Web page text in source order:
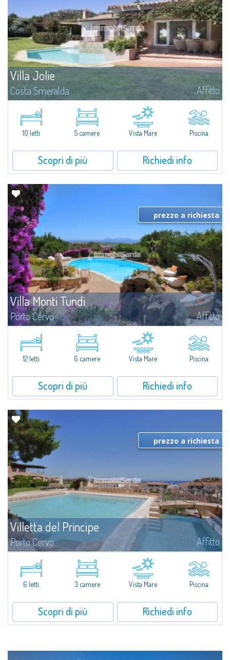
Villa Jolie
Costa Smeralda Affitto
Villa indipendente immersa nel suggestivo contesto naturale del Pevero
Golf, una delle aree residenziali più prestigiose e ambite della Costa
Smeralda, rinomata per il suo lifestyle esclusivo e per l'atmosfera...
10 letti 5 camere Vista Mare Piscina
Scopri di più Richiedi info
Villa Monti Tundi
Porto Cervo Affitto
Villa indipendente costruita recentemente all'interno di un complesso di
grande livello.Composta da 3 camere da letto matrimoniali, 2 camere da
letto doppie, ognuna con bagno, 1 camera da letto di servizio doppia con...
prezzo a richiesta
12 letti 6 camere Vista Mare Piscina
Scopri di più Richiedi info
Villetta del Principe
Porto Cervo Affitto
Villetta in affitto a Porto Cervo - in Sardegna Gallura. ​Villetta in affitto a
Porto Cervo, centralissima e nuovissima, insuperabile se si cerca vicinanza
alla Marina e al centro di Porto Cervo.Internamente...
prezzo a richiesta
6 letti 3 camere Vista Mare Piscina
Scopri di più Richiedi info